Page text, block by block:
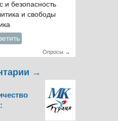
и безопасность
и свободы
Опросы →
→